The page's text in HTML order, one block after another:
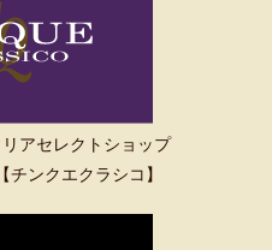
アセレクトショップ
チンクエクラシコ】